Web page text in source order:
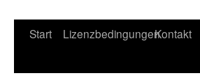
Start LizenzbedingungenKontakt